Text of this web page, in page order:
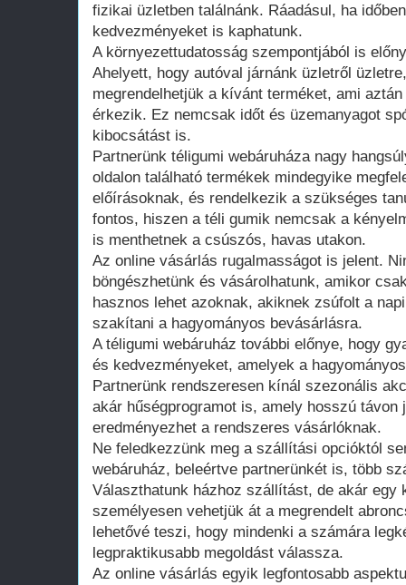
fizikai üzletben találnánk. Ráadásul, ha
kedvezményeket is kaphatunk.
A környezettudatosság szempontjából is
Ahelyett, hogy autóval járnánk üzletről
megrendelhetjük a kívánt terméket, ami
érkezik. Ez nemcsak időt és üzemanyagot
kibocsátást is.
Partnerünk téligumi webáruháza nagy
oldalon található termékek mindegyike
előírásoknak, és rendelkezik a szükséges
fontos, hiszen a téli gumik nemcsak a
is menthetnek a csúszós, havas utakon.
Az online vásárlás rugalmasságot is jelent.
böngészhetünk és vásárolhatunk, amikor
hasznos lehet azoknak, akiknek zsúfolt a
szakítani a hagyományos bevásárlásra.
A téligumi webáruház további előnye, hogy
és kedvezményeket, amelyek a
Partnerünk rendszeresen kínál szezonális
akár hűségprogramot is, amely hosszú távon
eredményezhet a rendszeres vásárlóknak.
Ne feledkezzünk meg a szállítási opcióktól
webáruház, beleértve partnerünkét is, több
Választhatunk házhoz szállítást, de akár egy
személyesen vehetjük át a megrendelt
lehetővé teszi, hogy mindenki a számára
legpraktikusabb megoldást válassza.
Az online vásárlás egyik legfontosabb